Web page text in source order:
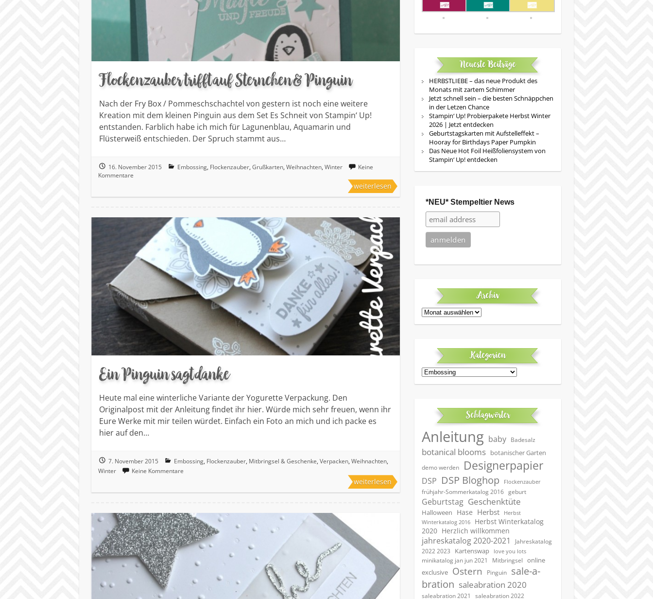
Flockenzauber trifft auf Sternchen & Pinguin
Nach der Fry Box / Pommeschschachtel von gestern ist noch eine weitere
Kreation mit dem kleinen Pinguin aus dem Set Es Schneit von Stampin‘ Up!
entstanden. Farblich habe ich mich für Lagunenblau, Aquamarin und
Flüsterweiß entschieden. Der Spruch stammt aus…
16. November 2015 Embossing, Flockenzauber, Grußkarten, Weihnachten, Winter
Keine
Kommentare
weiterlesen
Ein Pinguin sagt danke
Heute mal eine winterliche Variante der Yogurette Verpackung. Den
Originalpost mit der Anleitung findet ihr hier. Würde mich sehr freuen, wenn ihr
Eure Werke mit mir teilen würdet. Einfach ein Foto an mich und ich packe es
hier auf den…
7. November 2015 Embossing, Flockenzauber, Mitbringsel & Geschenke, Verpacken, Weihnachten,
Winter
Keine Kommentare
weiterlesen
Neueste Beiträge
HERBSTLIEBE – das neue Produkt des
Monats mit zartem Schimmer
Jetzt schnell sein – die besten Schnäppchen
in der Letzen Chance
Stampin‘ Up! Probierpakete Herbst Winter
2026 | Jetzt entdecken
Geburtstagskarten mit Aufstelleffekt –
Hooray for Birthdays Paper Pumpkin
Das Neue Hot Foil Heißfoliensystem von
Stampin‘ Up! entdecken
*NEU* Stempeltier News
Archiv
Archiv
Kategorien
Kategorien
Schlagwörter
Anleitung baby Badesalz
botanical blooms botanischer Garten
demo werden Designerpapier
DSP DSP Bloghop Flockenzauber
frühjahr-Sommerkatalog 2016 geburt
Geburtstag Geschenktüte
Halloween Hase Herbst
Herbst
Winterkatalog 2016
Herbst Winterkatalog
2020 Herzlich willkommen
jahreskatalog 2020-2021
Jahreskatalog
2022 2023
Kartenswap love you lots
minikatalog jan jun 2021 Mitbringsel
online
exclusive Ostern Pinguin
sale-a-
bration saleabration 2020
saleabration 2021 saleabration 2022